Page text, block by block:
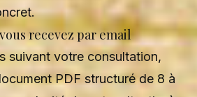
recevez par email
suivant votre consultation,
PDF structuré de 8 à